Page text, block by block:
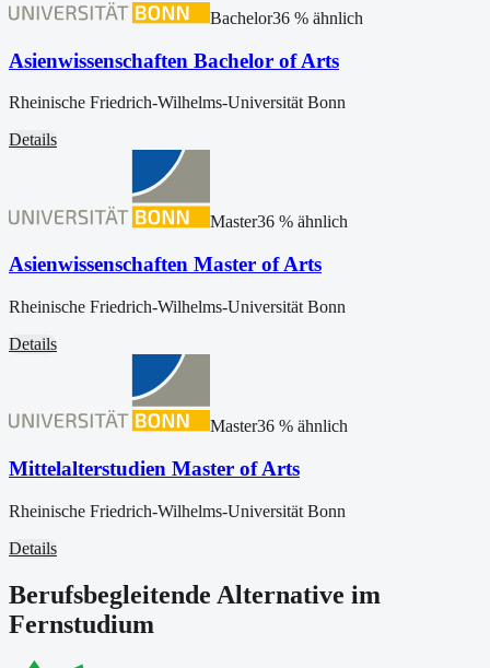
Bachelor36% ähnlich
Asienwissenschaften Bachelor of Arts
Rheinische Friedrich-Wilhelms-Universität Bonn
Details
Master36% ähnlich
Asienwissenschaften Master of Arts
Rheinische Friedrich-Wilhelms-Universität Bonn
Details
Master36% ähnlich
Mittelalterstudien Master of Arts
Rheinische Friedrich-Wilhelms-Universität Bonn
Details
Berufsbegleitende Alternative im
Fernstudium